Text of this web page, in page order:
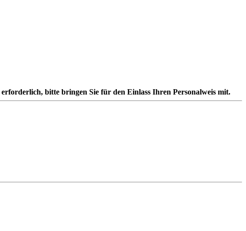
erforderlich, bitte bringen Sie für den Einlass Ihren Personalweis mit.